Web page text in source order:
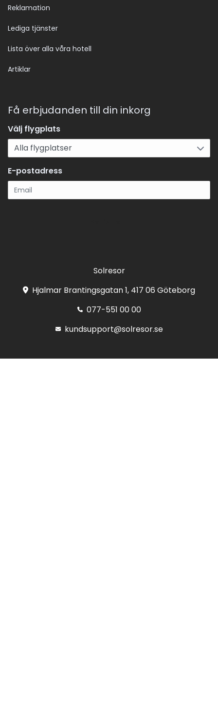
Reklamation
Lediga tjänster
Lista över alla våra hotell
Artiklar
Få erbjudanden till din inkorg
Välj flygplats
E-postadress
Solresor
Hjalmar Brantingsgatan 1, 417 06 Göteborg
077-551 00 00
kundsupport@solresor.se